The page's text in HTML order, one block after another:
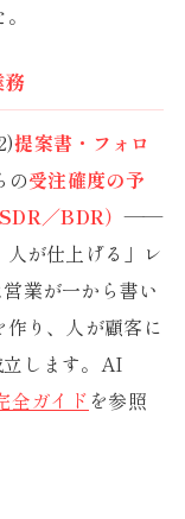
提案書・フォロ
の受注確度の予
／BDR）——
が仕上げる」レ
業が一から書い
り、人が顧客に
します。AI
全ガイドを参照